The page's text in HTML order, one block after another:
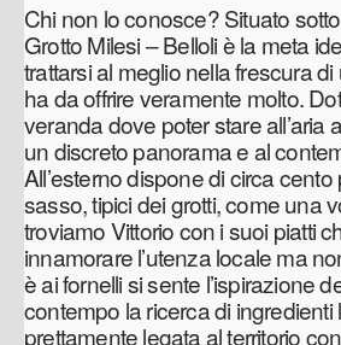
Chi non lo conosce? Situato
Grotto Milesi – Belloli è la meta
trattarsi al meglio nella frescura
ha da offrire veramente molto.
veranda dove poter stare all’aria
un discreto panorama e al
All’esterno dispone di circa
sasso, tipici dei grotti, come una
troviamo Vittorio con i suoi piatti
innamorare l’utenza locale ma
è ai fornelli si sente l’ispirazione
contempo la ricerca di
prettamente legata al territorio